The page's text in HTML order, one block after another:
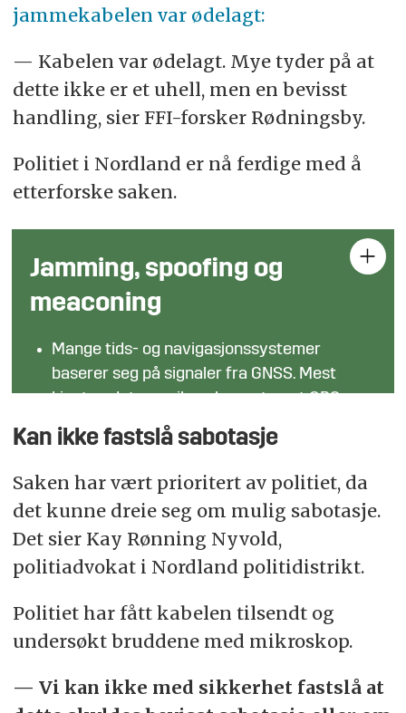
jammekabelen var ødelagt:
— Kabelen var ødelagt. Mye tyder på at
dette ikke er et uhell, men en bevisst
handling, sier FFI-forsker Rødningsby.
Politiet i Nordland er nå ferdige med å
etterforske saken.
Jamming, spoofing og
meaconing
Mange tids- og navigasjonssystemer
baserer seg på signaler fra GNSS. Mest
(Global Positioning System), som både
fastslår nøyaktig posisjon og tid. Et annet
kjent system er det europeiske Galileo.
Det skilles mellom utilsiktede og tilsiktede
GNSS-forstyrrelser. Utilsiktede forstyrrelser
kan være som følge av solstormer eller feil
De tilsiktede forstyrrelsene deles inn i
Jamming: utsending av radiostøysignaler
Kan ikke fastslå sabotasje
Saken har vært prioritert av politiet, da
det kunne dreie seg om mulig sabotasje.
Det sier Kay Rønning Nyvold,
politiadvokat i Nordland politidistrikt.
Politiet har fått kabelen tilsendt og
undersøkt bruddene med mikroskop.
— Vi kan ikke med sikkerhet fastslå at